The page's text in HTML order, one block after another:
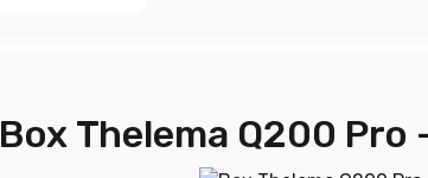
Box Thelema Q200 Pro